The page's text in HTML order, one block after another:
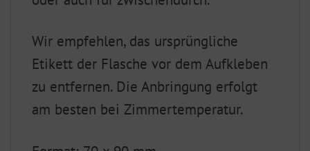
Wir empfehlen, das ursprüngliche
Etikett der Flasche vor dem Aufkleben
zu entfernen. Die Anbringung erfolgt
am besten bei Zimmertemperatur.